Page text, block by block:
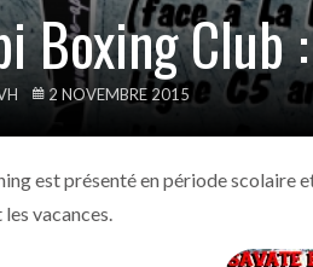
Boxing
2 NOVEMBRE 2015
est présenté en période scolaire
vacances.